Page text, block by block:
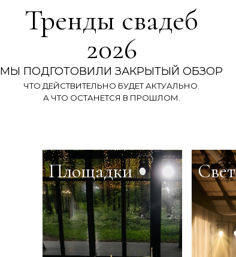
Тренды свадеб
2026
МЫ ПОДГОТОВИЛИ ЗАКРЫТЫЙ ОБЗОР
ЧТО ДЕЙСТВИТЕЛЬНО БУДЕТ АКТУАЛЬНО.
А ЧТО ОСТАНЕТСЯ В ПРОШЛОМ.
Площадки Свет